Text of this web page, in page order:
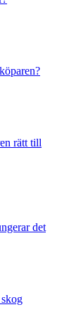
rätt till
det